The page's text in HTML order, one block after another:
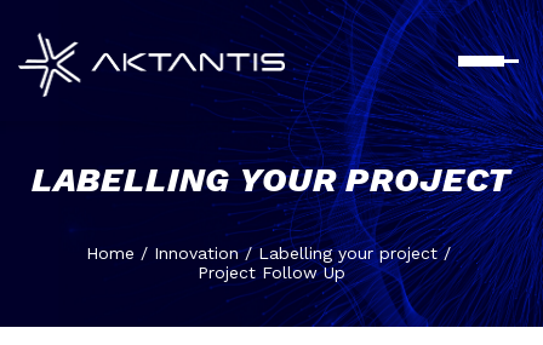
content
LABELLING YOUR PROJECT
Home / Innovation/Labelling your project/
Project Follow Up